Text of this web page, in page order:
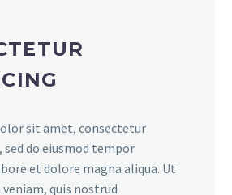
sit amet, consectetur
do eiusmod tempor
et dolore magna aliqua. Ut
quis nostrud